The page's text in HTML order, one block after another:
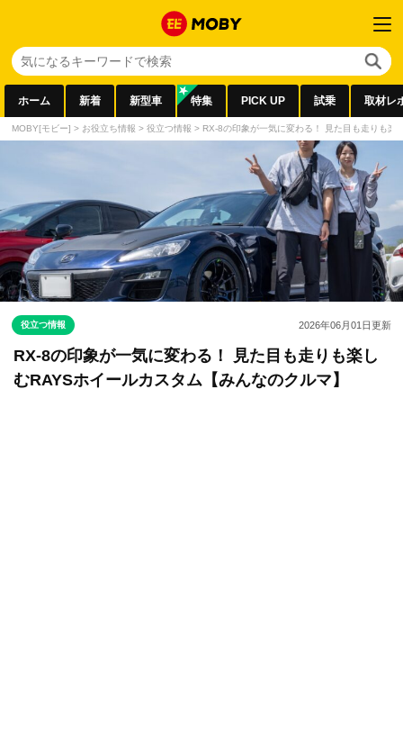
ホーム 新着 新型車 特集 PICK UP 試乗 取材レ
MOBY[モビー] > お役立ち情報 > 役立つ情報 > RX-8の印象が一気に変わる！ 見た目も走りも楽
役立つ情報 2026年06月01日更新
RX-8の印象が一気に変わる！ 見た目も走りも楽し
むRAYSホイールカスタム【みんなのクルマ】